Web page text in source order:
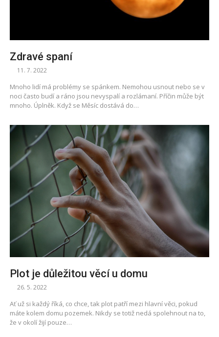
Zdravé spaní
11. 7. 2022
Mnoho lidí má problémy se spánkem. Nemohou usnout nebo se v
noci často budí a ráno jsou nevyspalí a rozlámaní. Příčin může být
mnoho. Úplněk. Když se Měsíc dostává do…
Plot je důležitou věcí u domu
26. 5. 2022
Ať už si každý říká, co chce, tak plot patří mezi hlavní věci, pokud
máte kolem domu pozemek. Nikdy se totiž nedá spolehnout na to,
že v okolí žijí pouze…